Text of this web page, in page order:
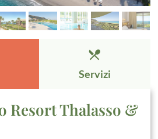
restaurant_menu
Servizi
Resort Thalasso &